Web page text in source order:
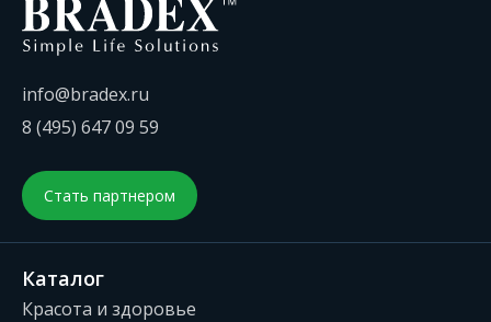
info@bradex.ru
8 (495) 647 09 59
Стать партнером
Каталог
Красота и здоровье